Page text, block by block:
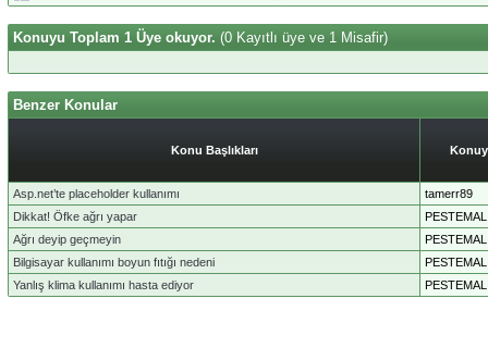
Konuyu Toplam 1 Üye okuyor. (0 Kayıtlı üye ve 1 Misafir)
Benzer Konular
Konu Başlıkları
Asp.net’te placeholder kullanımı
tamerr89
Dikkat! Öfke ağrı yapar
PESTEMAL
Ağrı deyip geçmeyin
PESTEMAL
Bilgisayar kullanımı boyun fıtığı nedeni
PESTEMAL
Yanlış klima kullanımı hasta ediyor
PESTEMAL